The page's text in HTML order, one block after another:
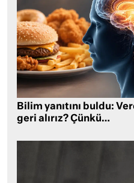
Bilim yanıtını buldu:
geri alırız? Çünkü…